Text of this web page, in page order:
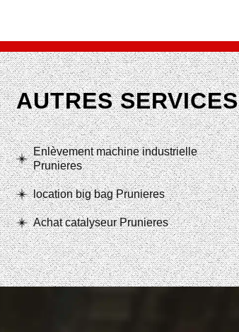
AUTRES SERVICES
Enlèvement machine industrielle
Prunieres
location big bag Prunieres
Achat catalyseur Prunieres